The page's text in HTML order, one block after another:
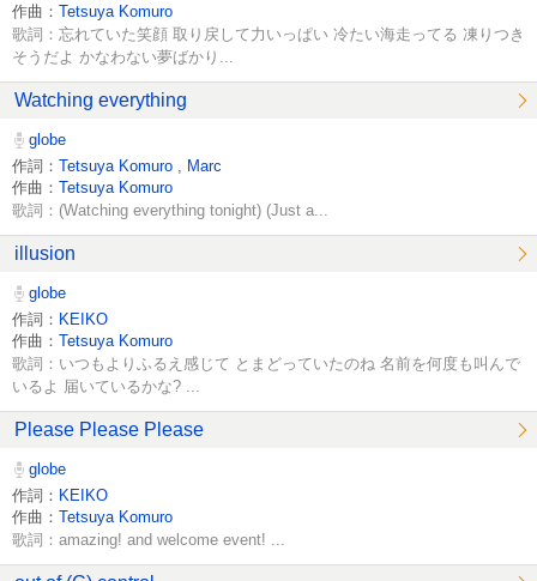
作曲： Tetsuya Komuro
歌詞：忘れていた笑顔 取り戻して力いっぱい 冷たい海走ってる 凍りつき
そうだよ かなわない夢ばかり...
Watching everything
globe
作詞： Tetsuya Komuro
Marc
作曲： Tetsuya Komuro
歌詞：(Watching everything tonight) (Just a...
illusion
globe
作詞： KEIKO
作曲： Tetsuya Komuro
歌詞：いつもよりふるえ感じて とまどっていたのね 名前を何度も叫んで
いるよ 届いているかな? ...
Please Please Please
globe
作詞： KEIKO
作曲： Tetsuya Komuro
歌詞：amazing! and welcome event! ...